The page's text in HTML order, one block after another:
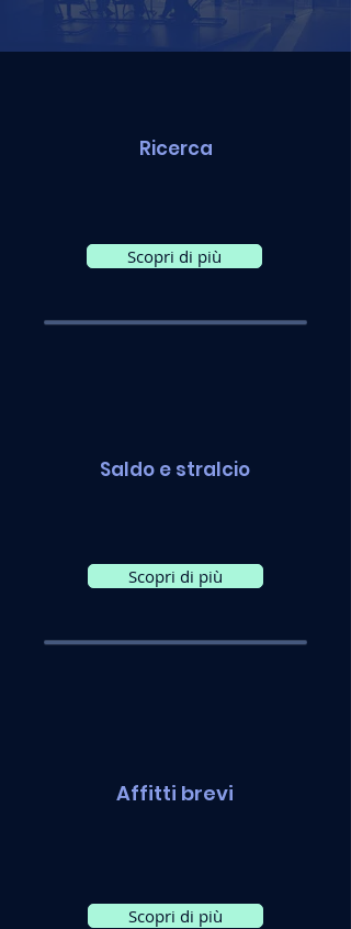
Ricerca
Scopri di più
Saldo e stralcio
Scopri di più
Affitti brevi
Scopri di più